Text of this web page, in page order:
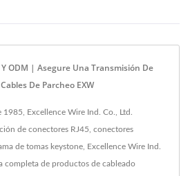
Y ODM | Asegure Una Transmisión De
De Parcheo EXW
1985, Excellence Wire Ind. Co., Ltd.
de conectores RJ45, conectores
de tomas keystone, Excellence Wire Ind.
completa de productos de cableado